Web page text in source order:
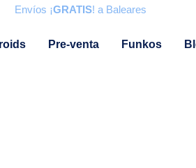
Envíos ¡GRATIS! a Baleares
Pre-venta Funkos